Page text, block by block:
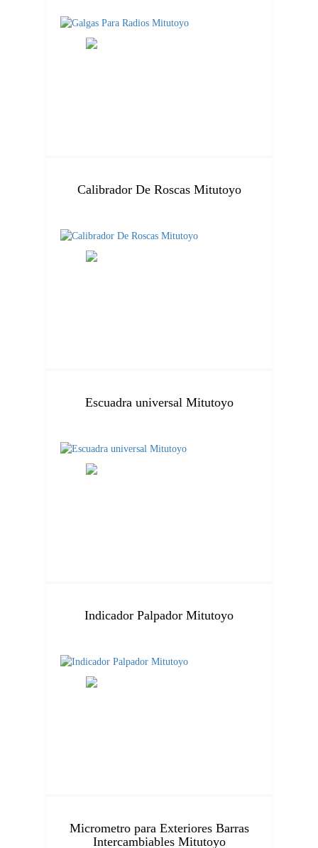
Calibrador De Roscas Mitutoyo
Escuadra universal Mitutoyo
Indicador Palpador Mitutoyo
Micrometro para Exteriores Barras
Intercambiables Mitutoyo